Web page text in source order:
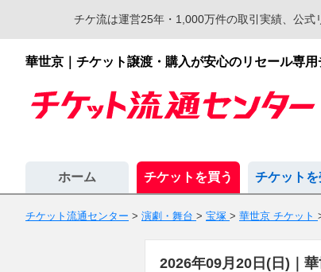
チケ流は運営25年・1,000万件の取引実績、公式
華世京｜チケット譲渡・購入が安心のリセール専用
ホーム チケットを買う チケットを
チケット流通センター > 演劇・舞台 > 宝塚 > 華世京 チケット
2026年09月20日(日)｜